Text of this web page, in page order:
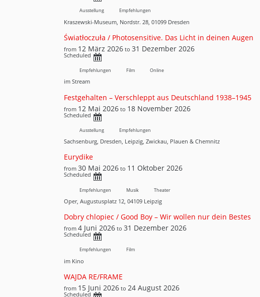
Ausstellung Empfehlungen
Kraszewski-Museum, Nordstr. 28, 01099 Dresden
Światłoczuła / Photosensitive. Das Licht in deinen Augen
from 12 März 2026 to 31 Dezember 2026
Scheduled
Empfehlungen Film Online
im Stream
Festgehalten – Verschleppt aus Deutschland 1938–1945
from 12 Mai 2026 to 18 November 2026
Scheduled
Ausstellung Empfehlungen
Sachsenburg, Dresden, Leipzig, Zwickau, Plauen & Chemnitz
Eurydike
from 30 Mai 2026 to 11 Oktober 2026
Scheduled
Empfehlungen Musik Theater
Oper, Augustusplatz 12, 04109 Leipzig
Dobry chlopiec / Good Boy – Wir wollen nur dein Bestes
from 4 Juni 2026 to 31 Dezember 2026
Scheduled
Empfehlungen Film
im Kino
WAJDA RE/FRAME
from 15 Juni 2026 to 24 August 2026
Scheduled